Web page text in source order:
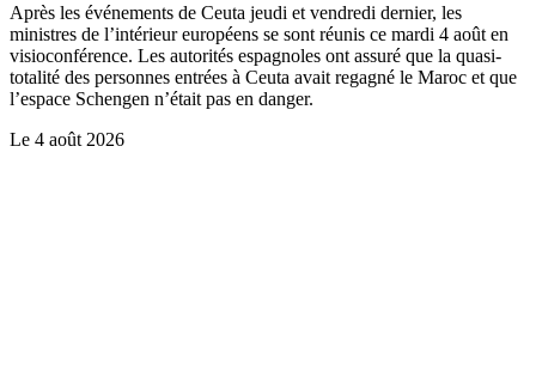
Après les événements de Ceuta jeudi et vendredi dernier, les
ministres de l’intérieur européens se sont réunis ce mardi 4 août en
visioconférence. Les autorités espagnoles ont assuré que la quasi-
totalité des personnes entrées à Ceuta avait regagné le Maroc et que
l’espace Schengen n’était pas en danger.
Le 4 août 2026